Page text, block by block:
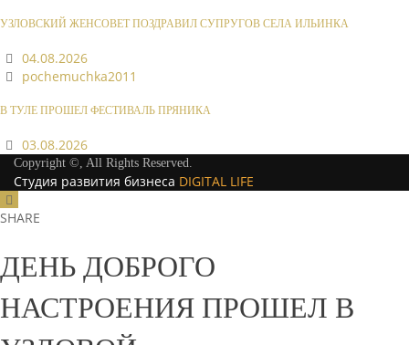
УЗЛОВСКИЙ ЖЕНСОВЕТ ПОЗДРАВИЛ СУПРУГОВ СЕЛА ИЛЬИНКА
04.08.2026
pochemuchka2011
В ТУЛЕ ПРОШЕЛ ФЕСТИВАЛЬ ПРЯНИКА
03.08.2026
Copyright ©, All Rights Reserved.
Студия развития бизнеса DIGITAL LIFE
SHARE
ДЕНЬ ДОБРОГО
НАСТРОЕНИЯ ПРОШЕЛ В